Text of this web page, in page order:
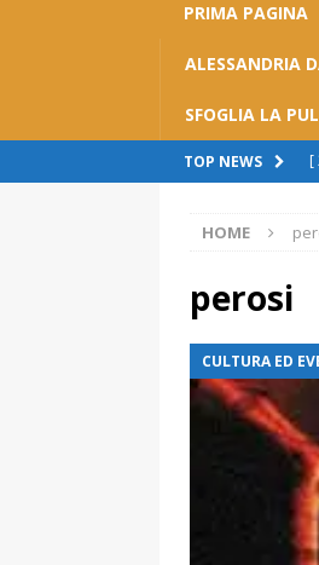
PRIMA PAGINA
ALESSANDRIA
SFOGLIA LA
TOP NEWS [
[
[
HOME
perosi
CULTURA ED